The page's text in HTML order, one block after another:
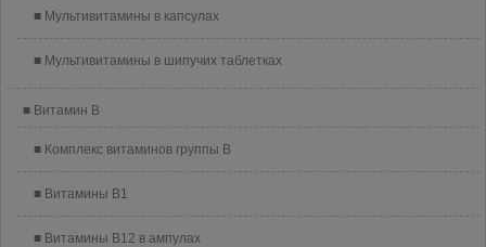
Мультивитамины в капсулах
Мультивитамины в шипучих таблетках
Витамин B
Комплекс витаминов группы B
Витамины B1
Витамины B12 в ампулах